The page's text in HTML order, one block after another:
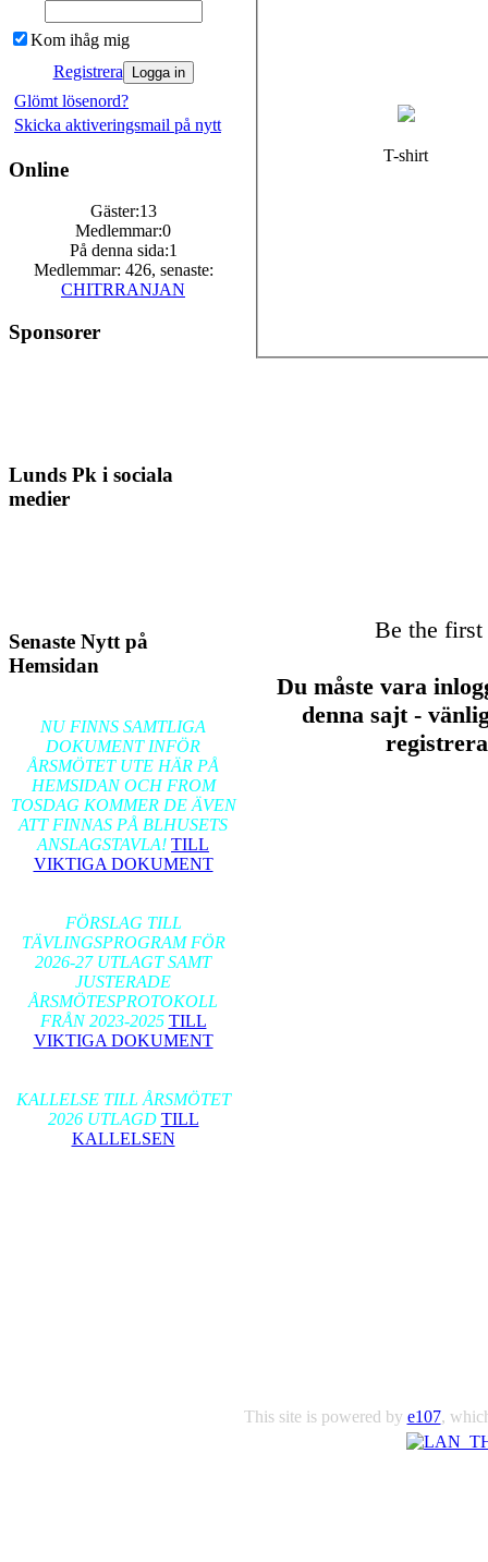
Kom ihåg mig
Registrera
Glömt lösenord?
Skicka aktiveringsmail på nytt
Online
Gäster:13
Medlemmar:0
På denna sida:1
Medlemmar: 426, senaste:
CHITRRANJAN
Sponsorer
Lunds Pk i sociala
medier
Senaste Nytt på
Hemsidan
NU FINNS SAMTLIGA
DOKUMENT INFÖR
ÅRSMÖTET UTE HÄR PÅ
HEMSIDAN OCH FROM
TOSDAG KOMMER DE ÄVEN
ATT FINNAS PÅ BLHUSETS
ANSLAGSTAVLA! TILL
VIKTIGA DOKUMENT
FÖRSLAG TILL
TÄVLINGSPROGRAM FÖR
2026-27 UTLAGT SAMT
JUSTERADE
ÅRSMÖTESPROTOKOLL
FRÅN 2023-2025 TILL
VIKTIGA DOKUMENT
KALLELSE TILL ÅRSMÖTET
2026 UTLAGD TILL
KALLELSEN
T-shirt
Be the
Du måste vara
denna sajt -
This site is powered by e107,